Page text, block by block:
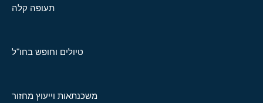
תעופה קלה
טיולים וחופש בחו"ל
משכנתאות וייעוץ מחזור